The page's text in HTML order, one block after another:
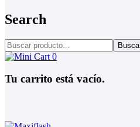
Search
0
Tu carrito está vacío.